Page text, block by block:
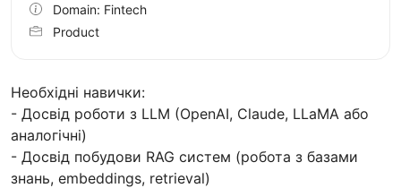
Необхідні навички:
- Досвід роботи з LLM (OpenAI, Claude, LLaMA або
аналогічні)
- Досвід побудови RAG систем (робота з базами
знань, embeddings, retrieval)
Domain: Fintech
Product